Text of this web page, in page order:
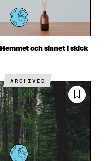
Hemmet och sinnet i skick
ARCHIVED